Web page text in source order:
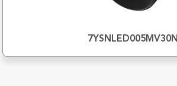
7YSNLED005MV30N